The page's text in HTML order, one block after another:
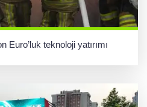
Euro’luk teknoloji yatırımı